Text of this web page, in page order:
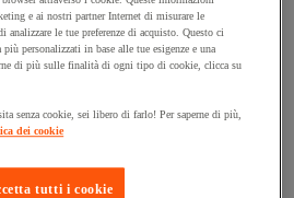
e ai nostri partner Internet di misurare le
analizzare le tue preferenze di acquisto. Questo ci
personalizzati in base alle tue esigenze e una
di più sulle finalità di ogni tipo di cookie, clicca su
senza cookie, sei libero di farlo! Per saperne di più,
dei cookie
tutti i cookie